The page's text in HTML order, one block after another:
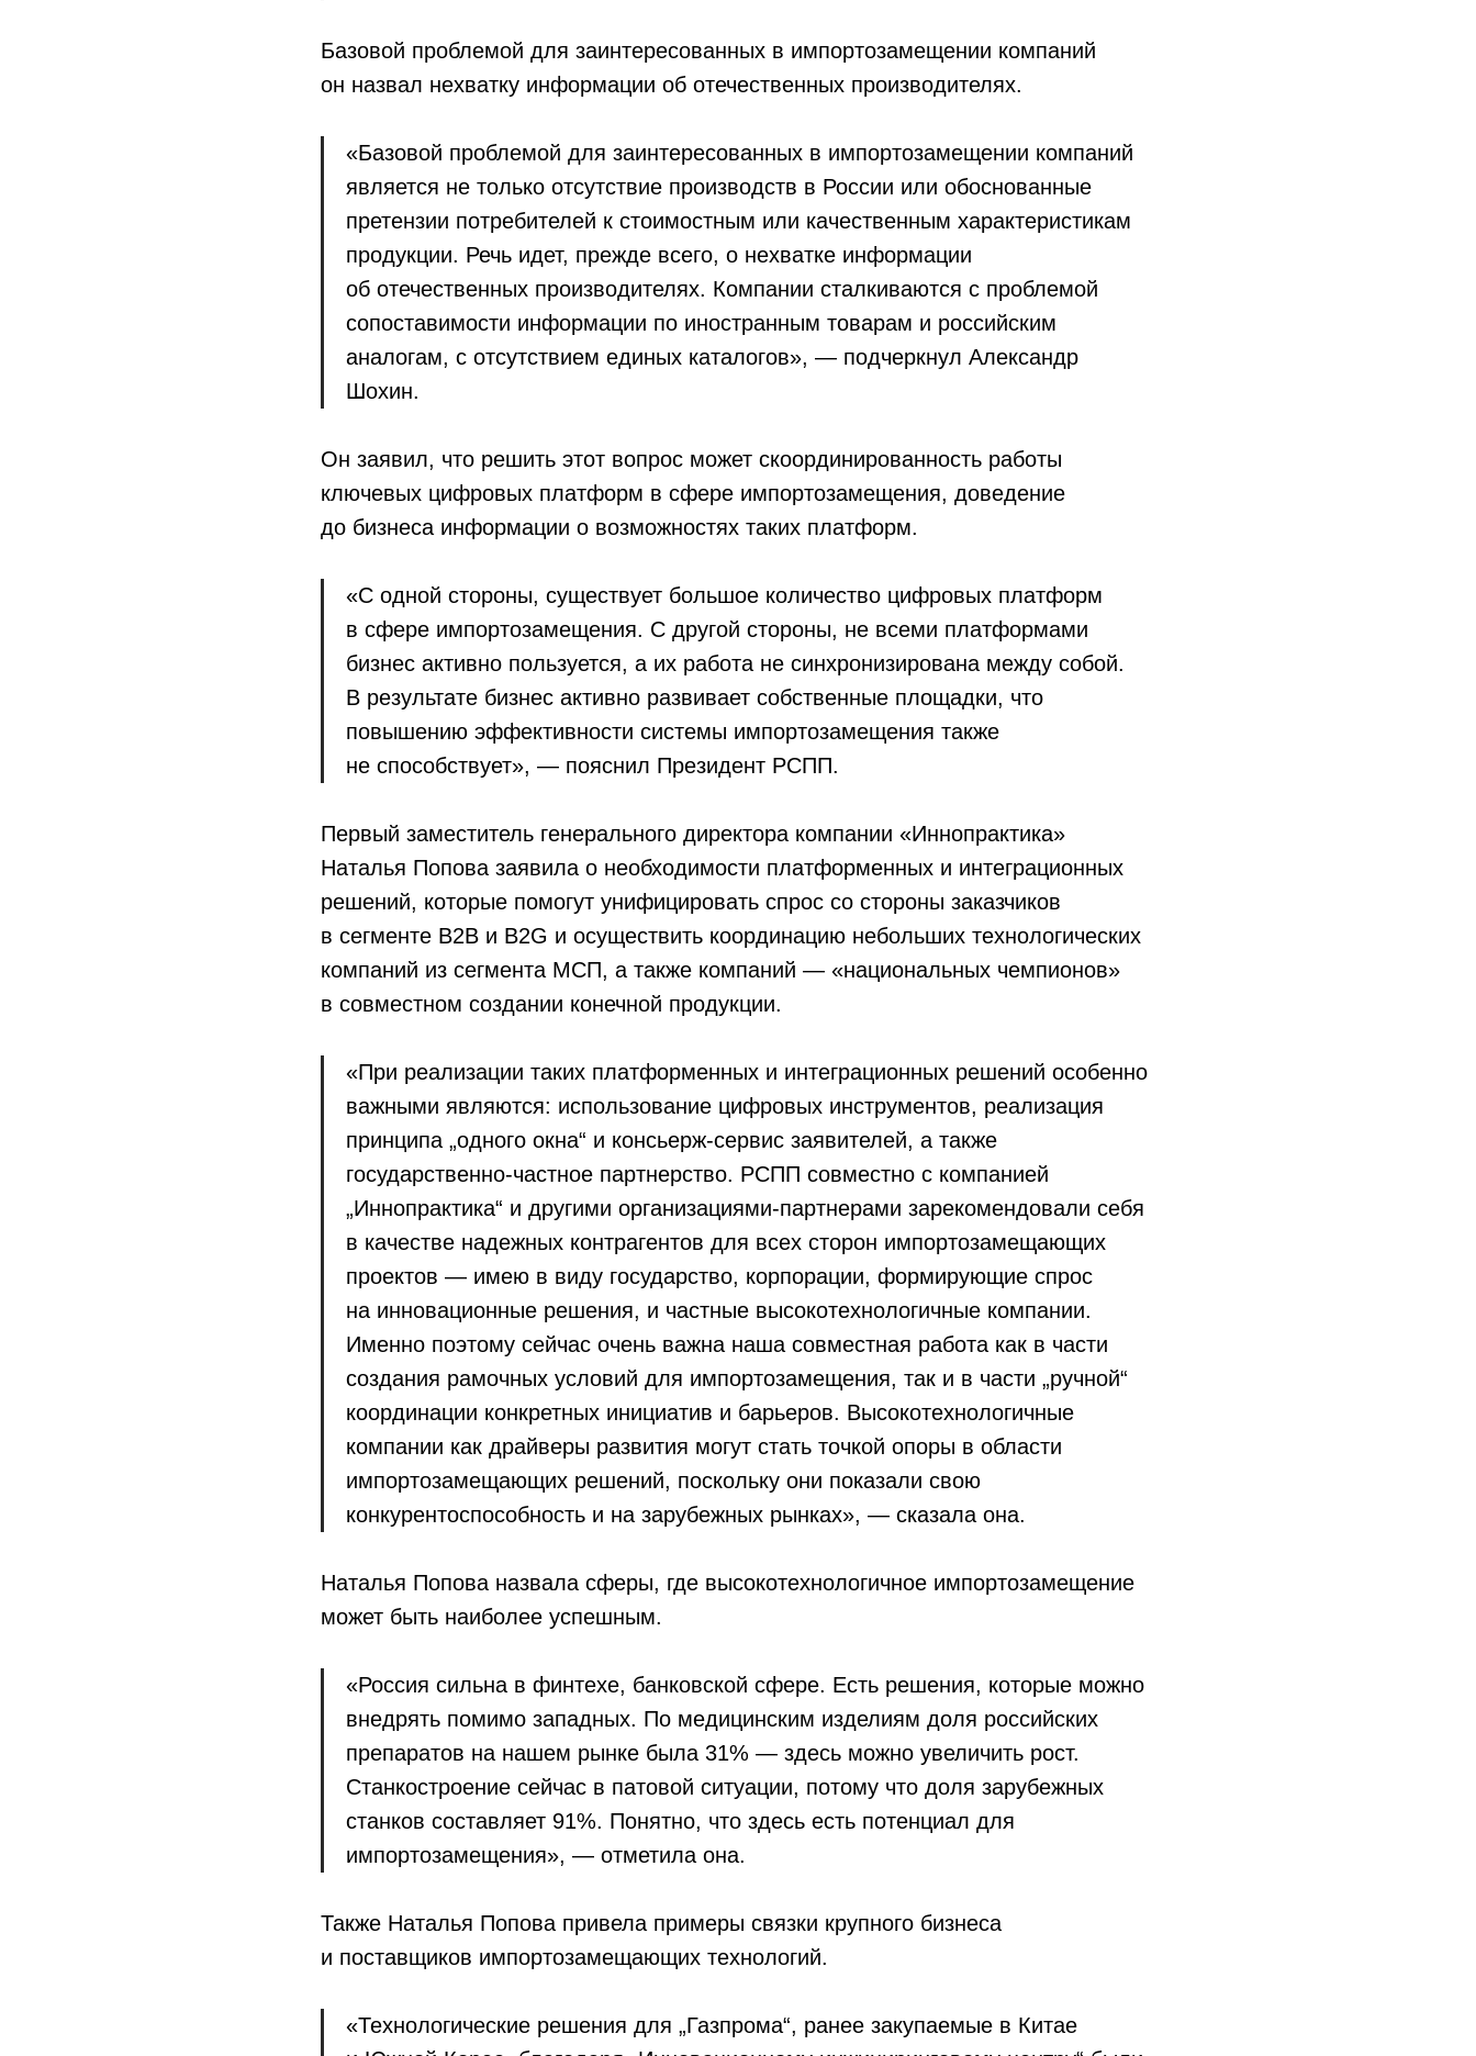
Базовой проблемой для заинтересованных в импортозамещении компаний
он назвал нехватку информации об отечественных производителях.
«Базовой проблемой для заинтересованных в импортозамещении компаний
является не только отсутствие производств в России или обоснованные
претензии потребителей к стоимостным или качественным характеристикам
продукции. Речь идет, прежде всего, о нехватке информации
об отечественных производителях. Компании сталкиваются с проблемой
сопоставимости информации по иностранным товарам и российским
аналогам, с отсутствием единых каталогов», — подчеркнул Александр
Шохин.
Он заявил, что решить этот вопрос может скоординированность работы
ключевых цифровых платформ в сфере импортозамещения, доведение
до бизнеса информации о возможностях таких платформ.
«С одной стороны, существует большое количество цифровых платформ
в сфере импортозамещения. С другой стороны, не всеми платформами
бизнес активно пользуется, а их работа не синхронизирована между собой.
В результате бизнес активно развивает собственные площадки, что
повышению эффективности системы импортозамещения также
не способствует», — пояснил Президент РСПП.
Первый заместитель генерального директора компании «Иннопрактика»
Наталья Попова заявила о необходимости платформенных и интеграционных
решений, которые помогут унифицировать спрос со стороны заказчиков
в сегменте B2B и B2G и осуществить координацию небольших технологических
компаний из сегмента МСП, а также компаний — «национальных чемпионов»
в совместном создании конечной продукции.
«При реализации таких платформенных и интеграционных решений особенно
важными являются: использование цифровых инструментов, реализация
принципа „одного окна“ и консьерж-сервис заявителей, а также
государственно-частное партнерство. РСПП совместно с компанией
„Иннопрактика“ и другими организациями-партнерами зарекомендовали себя
в качестве надежных контрагентов для всех сторон импортозамещающих
проектов — имею в виду государство, корпорации, формирующие спрос
на инновационные решения, и частные высокотехнологичные компании.
Именно поэтому сейчас очень важна наша совместная работа как в части
создания рамочных условий для импортозамещения, так и в части „ручной“
координации конкретных инициатив и барьеров. Высокотехнологичные
компании как драйверы развития могут стать точкой опоры в области
импортозамещающих решений, поскольку они показали свою
конкурентоспособность и на зарубежных рынках», — сказала она.
Наталья Попова назвала сферы, где высокотехнологичное импортозамещение
может быть наиболее успешным.
«Россия сильна в финтехе, банковской сфере. Есть решения, которые можно
внедрять помимо западных. По медицинским изделиям доля российских
препаратов на нашем рынке была 31% — здесь можно увеличить рост.
Станкостроение сейчас в патовой ситуации, потому что доля зарубежных
станков составляет 91%. Понятно, что здесь есть потенциал для
импортозамещения», — отметила она.
Также Наталья Попова привела примеры связки крупного бизнеса
и поставщиков импортозамещающих технологий.
«Технологические решения для „Газпрома“, ранее закупаемые в Китае